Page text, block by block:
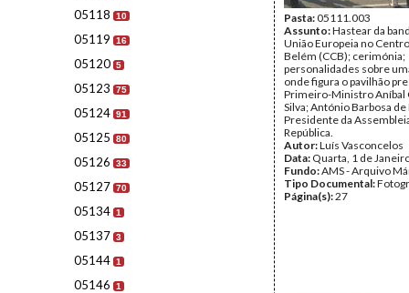
05118 10
05119 16
05120 5
05123 75
05124 91
05125 80
05126 33
05127 70
05134 1
05137 3
05144 1
05146 1
Pasta:05111.003
Assunto:Hastear da
União Europeia no
Belém (CCB); cerimónia;
personalidades sobre
onde figura o pavilhão
Primeiro-Ministro Aníbal
Silva; António Barbosa
Presidente da
República.
Autor:Luís Vasconcelos
Data: Quarta, 1 de
Fundo:AMS - Arquivo
Tipo Documental:
Página(s):27